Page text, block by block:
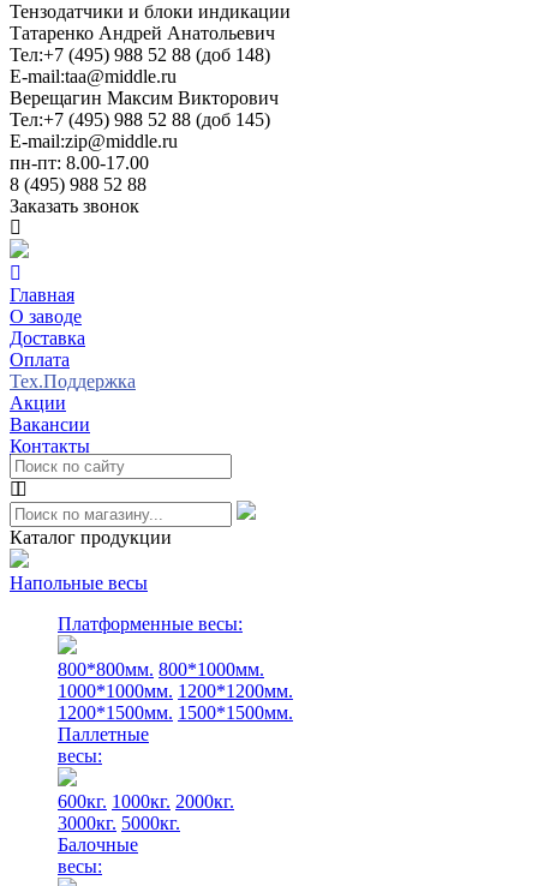
Тензодатчики и блоки индикации
Татаренко Андрей Анатольевич
Тел:+7 (495) 988 52 88 (доб 148)
E-mail:taa@middle.ru
Верещагин Максим Викторович
Тел:+7 (495) 988 52 88 (доб 145)
E-mail:zip@middle.ru
пн-пт: 8.00-17.00
8 (495) 988 52 88
Заказать звонок
Главная
О заводе
Доставка
Оплата
Тех.Поддержка
Акции
Вакансии
Контакты
Каталог продукции
Напольные весы
Платформенные весы:
800*800мм. 800*1000мм.
1000*1000мм. 1200*1200мм.
1200*1500мм. 1500*1500мм.
Паллетные
весы:
600кг. 1000кг. 2000кг.
3000кг. 5000кг.
Балочные
весы: